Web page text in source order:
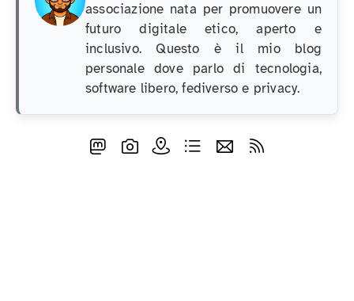
associazione nata per promuovere un
futuro digitale etico, aperto e
inclusivo. Questo è il mio blog
personale dove parlo di tecnologia,
software libero, fediverso e privacy.